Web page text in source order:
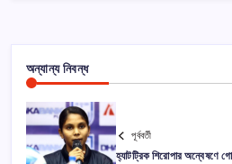
অন্যান্য নিবন্ধ
পূর্ববর্তী
হ্যাটট্রিক শিরোপার অন্বেষণে